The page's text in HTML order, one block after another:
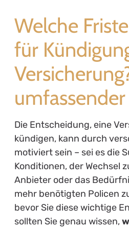
Welche
für
Die Entscheidung, eine
kündigen, kann durch
motiviert sein – sei es die
Konditionen, der Wechsel
Anbieter oder das
mehr benötigten Policen
bevor Sie diese wichtige
sollten Sie genau wissen,